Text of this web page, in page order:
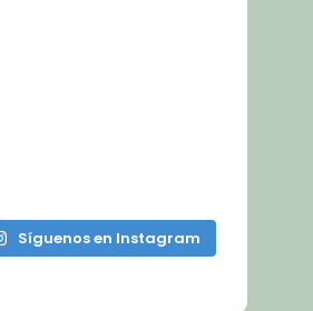
Síguenos en Instagram